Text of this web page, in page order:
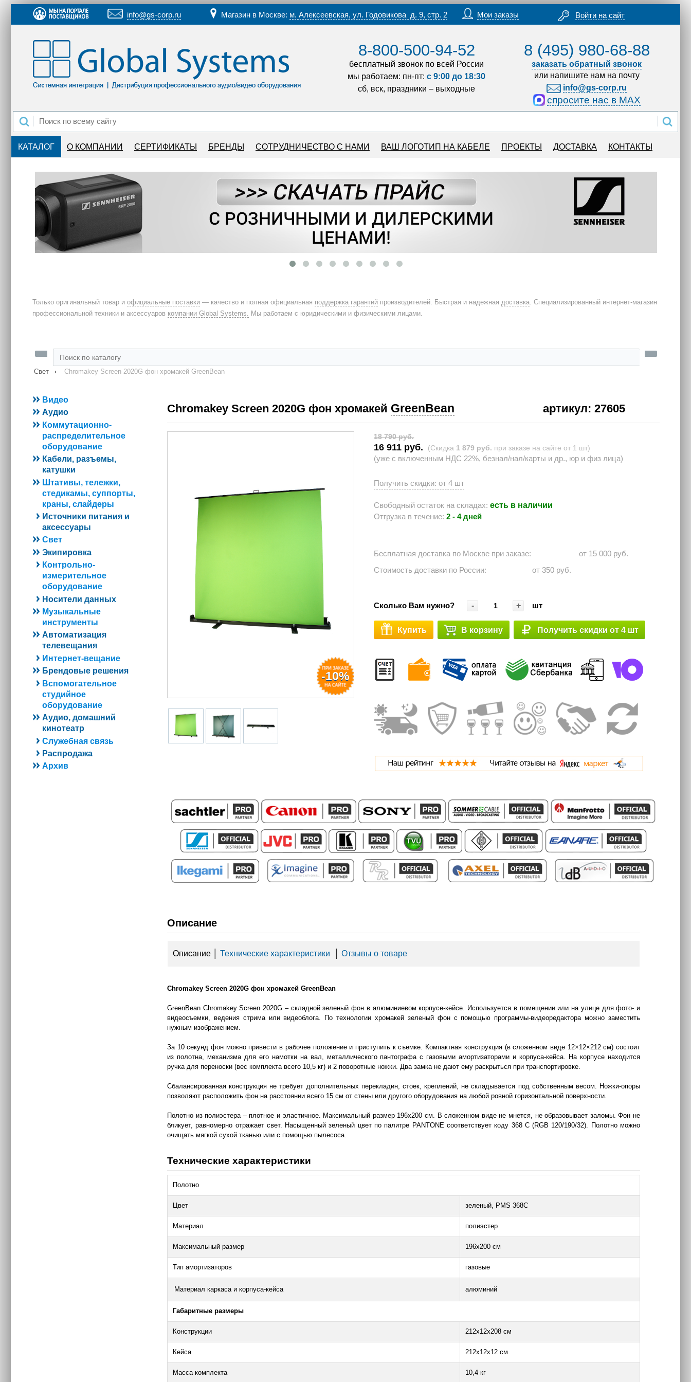
info@gs-corp.ru Магазин в Москве: м. Алексеевская, ул. Годовикова д. 9, стр. 2 Мои заказы Войти на сайт
8-800-500-94-52
бесплатный звонок по всей России
мы работаем: пн-пт: с 9:00 до 18:30
сб, вск, праздники – выходные
8 (495) 980-68-88
заказать обратный звонок
или напишите нам на почту
info@gs-corp.ru
спросите нас в MAX
КАТАЛОГ О КОМПАНИИ СЕРТИФИКАТЫ БРЕНДЫ СОТРУДНИЧЕСТВО С НАМИ ВАШ ЛОГОТИП НА КАБЕЛЕ ПРОЕКТЫ ДОСТАВКА КОНТАКТЫ
Только оригинальный товар и официальные поставки — качество и полная официальная поддержка гарантий производителей. Быстрая и надежная доставка. Специализированный интернет-магазин
профессиональной техники и аксессуаров компании Global Systems. Мы работаем с юридическими и физическими лицами.
Свет Chromakey Screen 2020G фон хромакей GreenBean
Видео
Аудио
Коммутационно-
распределительное
оборудование
Кабели, разъемы,
катушки
Штативы, тележки,
стедикамы, суппорты,
краны, слайдеры
Источники питания и
аксессуары
Свет
Экипировка
Контрольно-
измерительное
оборудование
Носители данных
Музыкальные
инструменты
Автоматизация
телевещания
Интернет-вещание
Брендовые решения
Вспомогательное
студийное
оборудование
Аудио, домашний
кинотеатр
Служебная связь
Распродажа
Архив
Chromakey Screen 2020G фон хромакей GreenBean артикул: 27605
-10%
18 790 руб.
16 911 руб. (Скидка 1 879 руб. при заказе на сайте от 1 шт)
(уже с включенным НДС 22%, безнал/нал/карты и др., юр и физ лица)
Получить скидки: от 4 шт
Свободный остаток на складах: есть в наличии
Отгрузка в течение: 2 - 4 дней
Бесплатная доставка по Москве при заказе: ⠀⠀⠀⠀
от 15 000 руб.
Стоимость доставки по России:⠀⠀⠀⠀
от 350 руб.
Сколько Вам нужно? - + шт
Купить В корзину Получить скидки от 4 шт
Описание
Описание Технические характеристики Отзывы о товаре
Chromakey Screen 2020G фон хромакей GreenBean
GreenBean Chromakey Screen 2020G – складной зеленый фон в алюминиевом корпусе-кейсе. Используется в помещении или на улице для фото- и
видеосъемки, ведения стрима или видеоблога. По технологии хромакей зеленый фон с помощью программы-видеоредактора можно заместить
нужным изображением.
За 10 секунд фон можно привести в рабочее положение и приступить к съемке. Компактная конструкция (в сложенном виде 12×12×212 см) состоит
из полотна, механизма для его намотки на вал, металлического пантографа с газовыми амортизаторами и корпуса-кейса. На корпусе находится
ручка для переноски (вес комплекта всего 10,5 кг) и 2 поворотные ножки. Два замка не дают ему раскрыться при транспортировке.
Сбалансированная конструкция не требует дополнительных перекладин, стоек, креплений, не складывается под собственным весом. Ножки-опоры
позволяют расположить фон на расстоянии всего 15 см от стены или другого оборудования на любой ровной горизонтальной поверхности.
Полотно из полиэстера – плотное и эластичное. Максимальный размер 196х200 см. В сложенном виде не мнется, не образовывает заломы. Фон не
бликует, равномерно отражает свет. Насыщенный зеленый цвет по палитре PANTONE соответствует коду 368 C (RGB 120/190/32). Полотно можно
очищать мягкой сухой тканью или с помощью пылесоса.
Технические характеристики
Полотно
Цвет зеленый, PMS 368C
Материал полиэстер
Максимальный размер 196х200 см
Тип амортизаторов газовые
Материал каркаса и корпуса-кейса алюминий
Габаритные размеры
Конструкции 212х12х208 см
Кейса 212х12х12 см
Масса комплекта 10,4 кг